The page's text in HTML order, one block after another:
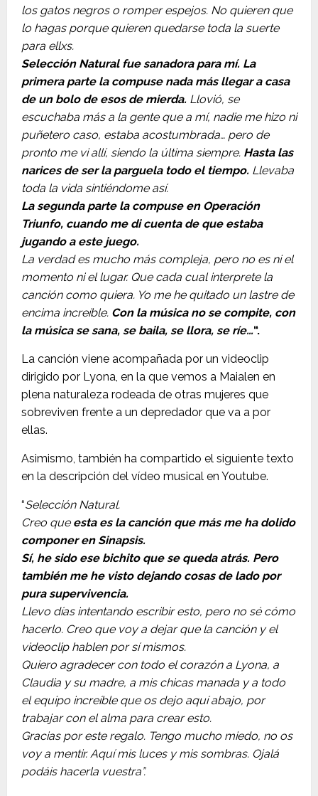
los gatos negros o romper espejos. No quieren que
lo hagas porque quieren quedarse toda la suerte
para ellxs.
Selección Natural fue sanadora para mí. La
primera parte la compuse nada más llegar a casa
de un bolo de esos de mierda. Llovió, se
escuchaba más a la gente que a mí, nadie me hizo ni
puñetero caso, estaba acostumbrada… pero de
pronto me vi allí, siendo la última siempre. Hasta las
narices de ser la parguela todo el tiempo. Llevaba
toda la vida sintiéndome así.
La segunda parte la compuse en Operación
Triunfo, cuando me di cuenta de que estaba
jugando a este juego.
La verdad es mucho más compleja, pero no es ni el
momento ni el lugar. Que cada cual interprete la
canción como quiera. Yo me he quitado un lastre de
encima increíble. Con la música no se compite, con
la música se sana, se baila, se llora, se ríe…“.
La canción viene acompañada por un videoclip
dirigido por Lyona, en la que vemos a Maialen en
plena naturaleza rodeada de otras mujeres que
sobreviven frente a un depredador que va a por
ellas.
Asimismo, también ha compartido el siguiente texto
en la descripción del vídeo musical en Youtube.
“Selección Natural.
Creo queesta es la canción que más me ha dolido
componer en Sinapsis.
Sí, he sido ese bichito que se queda atrás. Pero
también me he visto dejando cosas de lado por
pura supervivencia.
Llevo días intentando escribir esto, pero no sé cómo
hacerlo. Creo que voy a dejar que la canción y el
videoclip hablen por sí mismos.
Quiero agradecer con todo el corazón a Lyona, a
Claudia y su madre, a mis chicas manada y a todo
el equipo increíble que os dejo aquí abajo, por
trabajar con el alma para crear esto.
Gracias por este regalo. Tengo mucho miedo, no os
voy a mentir. Aquí mis luces y mis sombras. Ojalá
podáis hacerla vuestra”.